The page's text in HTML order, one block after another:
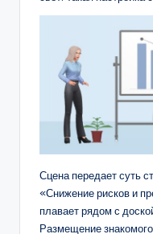
Сцена передает суть
«Снижение рисков и
плавает рядом с
Размещение